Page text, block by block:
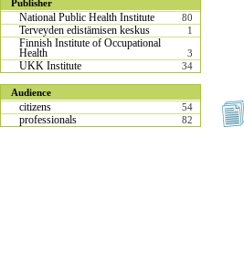
Publisher
National Public Health Institute 80
Terveyden edistämisen keskus 1
Finnish Institute of Occupational
Health 3
UKK Institute 34
Audience
citizens 54
professionals 82